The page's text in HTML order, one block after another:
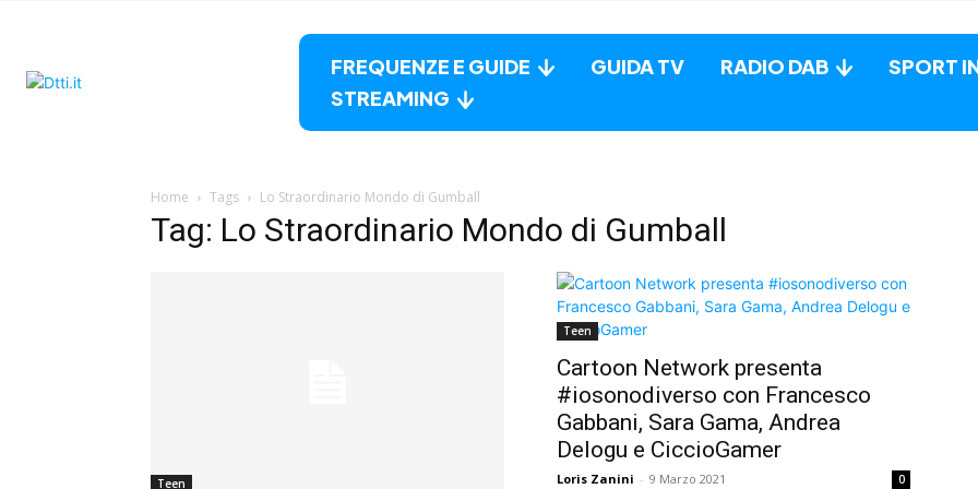
FREQUENZE E GUIDE GUIDA TV RADIO DAB SPORT
STREAMING
Home Tags Lo Straordinario Mondo di Gumball
Tag: Lo Straordinario Mondo di Gumball
Teen
Teen
Cartoon Network presenta
#iosonodiverso con Francesco
Gabbani, Sara Gama, Andrea
Delogu e CiccioGamer
Loris Zanini - 9 Marzo 2021 0